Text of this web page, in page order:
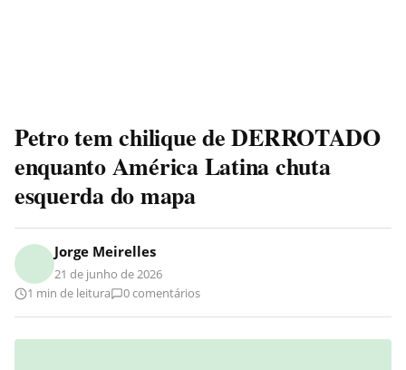
Petro tem chilique de DERROTADO
enquanto América Latina chuta
esquerda do mapa
Jorge Meirelles
21 de junho de 2026
1 min de leitura
0 comentários